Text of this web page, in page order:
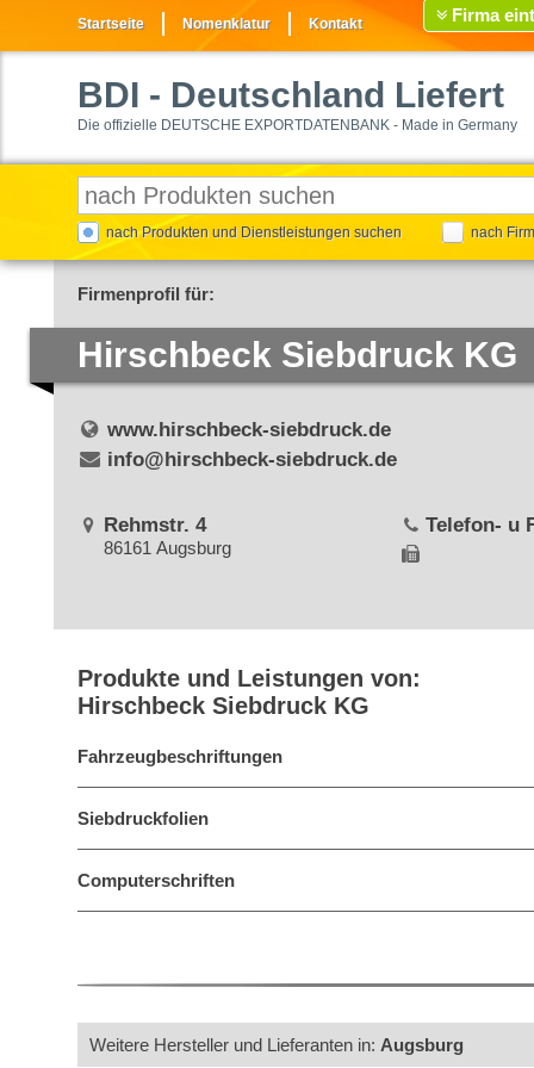
Startseite Nomenklatur Kontakt Firma
BDI - Deutschland Liefert
Die offizielle DEUTSCHE EXPORTDATENBANK - Made in Germany
nach Produkten und Dienstleistungen suchen nach
Firmenprofil für:
Hirschbeck Siebdruck KG
www.hirschbeck-siebdruck.de
info@hirschbeck-siebdruck.de
Rehmstr. 4
86161 Augsburg
Telefon- u
Produkte und Leistungen von:
Hirschbeck Siebdruck KG
Fahrzeugbeschriftungen
Siebdruckfolien
Computerschriften
Weitere Hersteller und Lieferanten in: Augsburg